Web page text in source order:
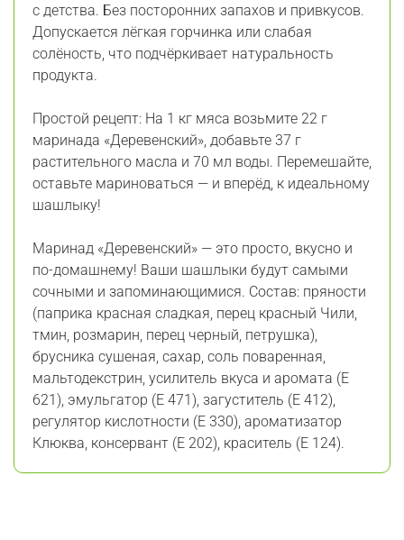
с детства. Без посторонних запахов и привкусов.
Допускается лёгкая горчинка или слабая
солёность, что подчёркивает натуральность
продукта.
Простой рецепт: На 1 кг мяса возьмите 22 г
маринада «Деревенский», добавьте 37 г
растительного масла и 70 мл воды. Перемешайте,
оставьте мариноваться — и вперёд, к идеальному
шашлыку!
Маринад «Деревенский» — это просто, вкусно и
по-домашнему! Ваши шашлыки будут самыми
сочными и запоминающимися. Состав: пряности
(паприка красная сладкая, перец красный Чили,
тмин, розмарин, перец черный, петрушка),
брусника сушеная, сахар, соль поваренная,
мальтодекстрин, усилитель вкуса и аромата (Е
621), эмульгатор (Е 471), загуститель (Е 412),
регулятор кислотности (Е 330), ароматизатор
Клюква, консервант (Е 202), краситель (Е 124).